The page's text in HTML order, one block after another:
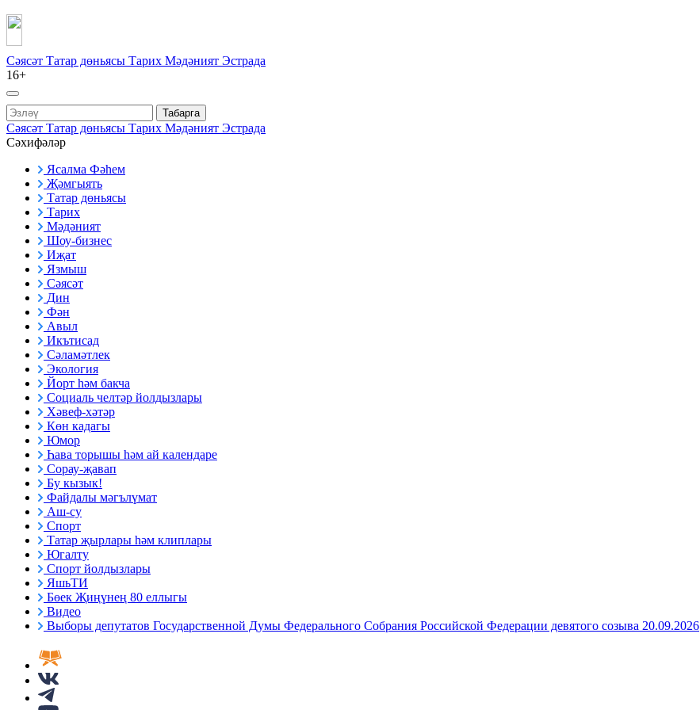
Сәясәт Татар дөньясы Тарих Мәдәният Эстрада
16+
Табарга
Сәясәт Татар дөньясы Тарих Мәдәният Эстрада
Сәхифәләр
Ясалма Фәһем
Җәмгыять
Татар дөньясы
Тарих
Мәдәният
Шоу-бизнес
Иҗат
Язмыш
Сәясәт
Дин
Фән
Авыл
Икътисад
Сәламәтлек
Экология
Йорт һәм бакча
Социаль челтәр йолдызлары
Хәвеф-хәтәр
Көн кадагы
Юмор
Һава торышы һәм ай календаре
Сорау-җавап
Бу кызык!
Файдалы мәгълүмат
Аш-су
Спорт
Татар җырлары һәм клиплары
Югалту
Спорт йолдызлары
ЯшьТИ
Бөек Җиңүнең 80 еллыгы
Видео
Выборы депутатов Государственной Думы Федерального Собрания Российской Федерации девятого созыва 20.09.2026